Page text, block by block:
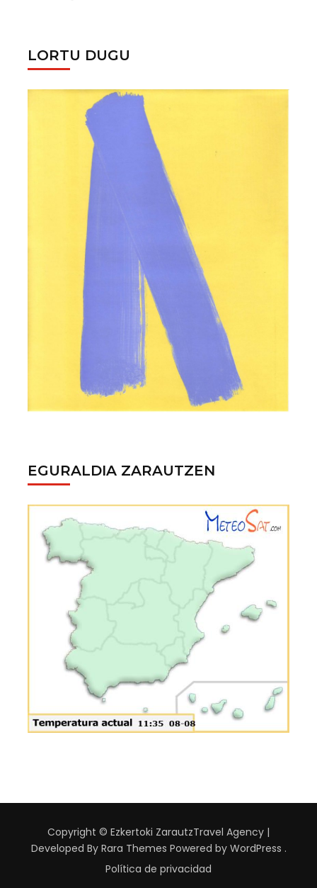
LORTU DUGU
EGURALDIA ZARAUTZEN
Copyright © Ezkertoki ZarautzTravel Agency |
Developed By Rara Themes Powered by WordPress .
Política de privacidad